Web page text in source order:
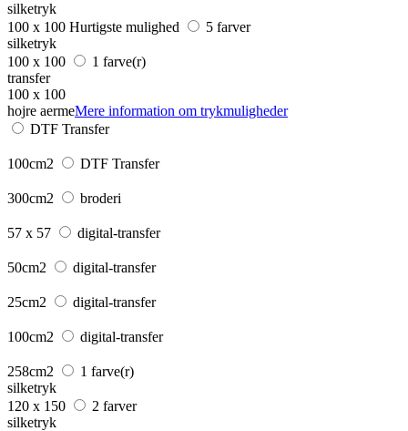
silketryk
100 x 100 Hurtigste mulighed
5 farver
silketryk
100 x 100
1 farve(r)
transfer
100 x 100
hojre aermeMere information om trykmuligheder
DTF Transfer
100cm2 DTF Transfer
300cm2 broderi
57 x 57 digital-transfer
50cm2 digital-transfer
25cm2 digital-transfer
100cm2 digital-transfer
258cm2
1 farve(r)
silketryk
120 x 150
2 farver
silketryk